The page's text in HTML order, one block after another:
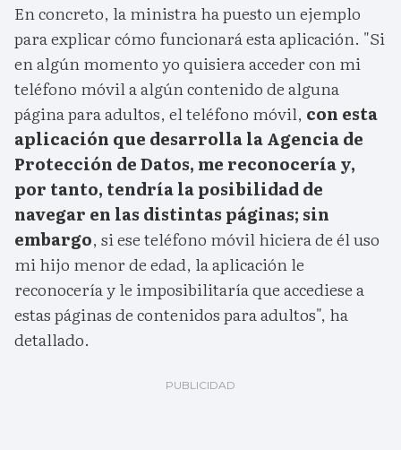
En concreto, la ministra ha puesto un ejemplo
para explicar cómo funcionará esta aplicación. "Si
en algún momento yo quisiera acceder con mi
teléfono móvil a algún contenido de alguna
página para adultos, el teléfono móvil, con esta
aplicación que desarrolla la Agencia de
Protección de Datos, me reconocería y,
por tanto, tendría la posibilidad de
navegar en las distintas páginas; sin
embargo, si ese teléfono móvil hiciera de él uso
mi hijo menor de edad, la aplicación le
reconocería y le imposibilitaría que accediese a
estas páginas de contenidos para adultos", ha
detallado.